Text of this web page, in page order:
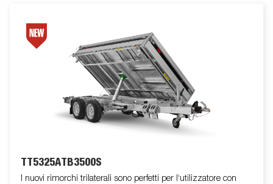
semplice e controllato, mentre l’angolo di ribaltamento di 50
gradi con pompa elettrica consente uno scarico rapido ed
efficiente. Per un uso quotidiano intenso, questi rimorchi sono
dotati di sospensione a balestre, per un trasporto stabile e
affidabile. I rimorchi sono forniti di serie con vano integrato per le
rampe, occhielli di ancoraggio incassati in ghisa da 800 kg,
punti di ancoraggio esterni, sponda posteriore spargitrice e luci
LED. Il TT5000 Heavy Duty è la soluzione ideale per chi
necessita di un rimorchio professionale da usare
affidabilità.
TT5325ATB3500S
I nuovi rimorchi trilaterali sono perfetti per l‘utilizzatore con